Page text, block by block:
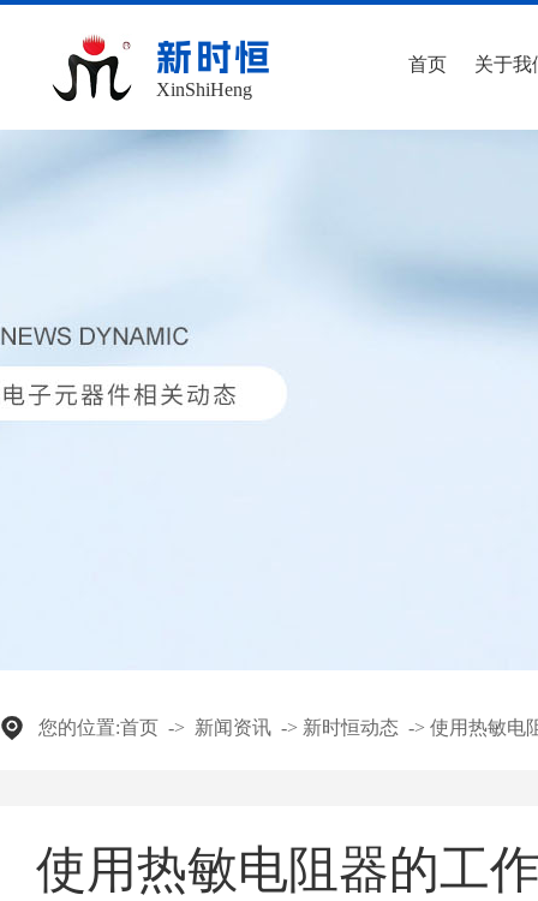
新时恒
XinShiHeng
首页 关于我
您的位置:首页 -> 新闻资讯 -> 新时恒动态 -> 使用热敏电
使用热敏电阻器的工